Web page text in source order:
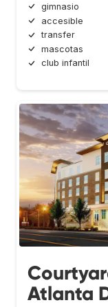
gimnasio
accesible
transfer
mascotas
club infantil
Atlanta